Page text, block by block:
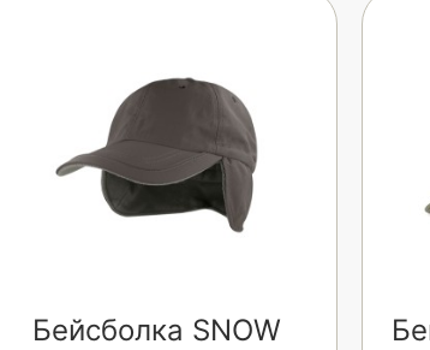
Бейсболка SNOW